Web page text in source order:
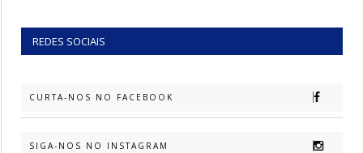
REDES SOCIAIS
CURTA-NOS NO FACEBOOK
SIGA-NOS NO INSTAGRAM